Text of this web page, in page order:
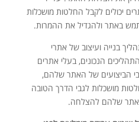
יכולים לקבל החלטות מושכלות
באתר ולהגדיל את ההמרות.
בנייה ועיצוב של אתרי
הנכונים, בעלי אתרים
הביצועים של האתר שלהם,
מושכלות לגבי הדרך הטובה
האתר שלהם להצלחה.